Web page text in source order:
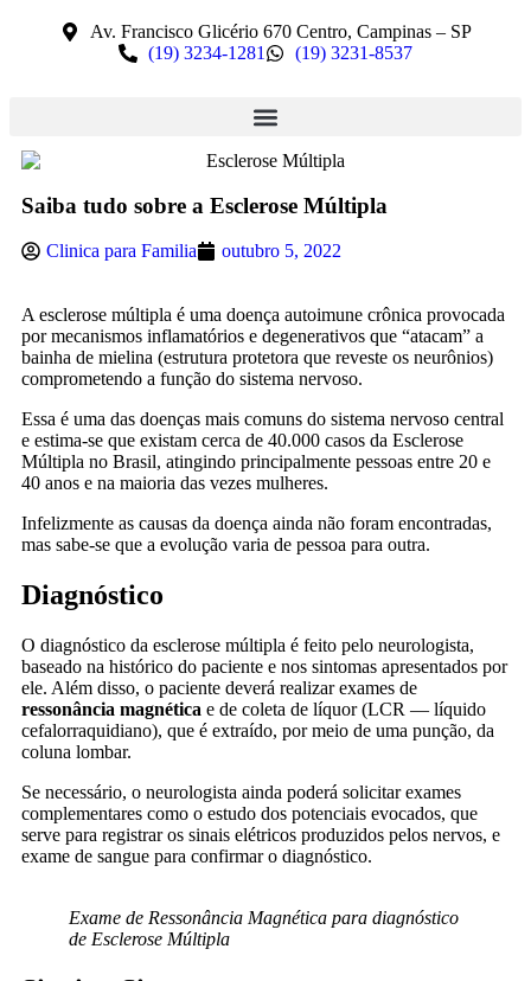
Av. Francisco Glicério 670 Centro, Campinas – SP
(19) 3234-1281
(19) 3231-8537
Saiba tudo sobre a Esclerose Múltipla
Clinica para Familia outubro 5, 2022
A esclerose múltipla é uma doença autoimune crônica provocada
por mecanismos inflamatórios e degenerativos que “atacam” a
bainha de mielina (estrutura protetora que reveste os neurônios)
comprometendo a função do sistema nervoso.
Essa é uma das doenças mais comuns do sistema nervoso central
e estima-se que existam cerca de 40.000 casos da Esclerose
Múltipla no Brasil, atingindo principalmente pessoas entre 20 e
40 anos e na maioria das vezes mulheres.
Infelizmente as causas da doença ainda não foram encontradas,
mas sabe-se que a evolução varia de pessoa para outra.
Diagnóstico
O diagnóstico da esclerose múltipla é feito pelo neurologista,
baseado na histórico do paciente e nos sintomas apresentados por
ele. Além disso, o paciente deverá realizar exames de
ressonância magnética e de coleta de líquor (LCR — líquido
cefalorraquidiano), que é extraído, por meio de uma punção, da
coluna lombar.
Se necessário, o neurologista ainda poderá solicitar exames
complementares como o estudo dos potenciais evocados, que
serve para registrar os sinais elétricos produzidos pelos nervos, e
exame de sangue para confirmar o diagnóstico.
Exame de Ressonância Magnética para diagnóstico
de Esclerose Múltipla